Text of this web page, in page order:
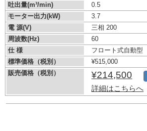
吐出量(m³/min)
0.5
モーター出力(kW)
3.7
電 源(V)
三相 200
周波数(Hz)
60
仕 様
フロート式自動型
標準価格（税別）
¥515,000
販売価格（税別）
¥214,500
詳細はこちらへ